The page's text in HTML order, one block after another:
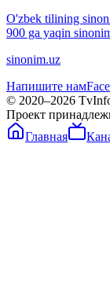
O'zbek tilining
900 ga yaqin
sinonim.uz
Напишите нам
© 2020–2026
Проект
Главная